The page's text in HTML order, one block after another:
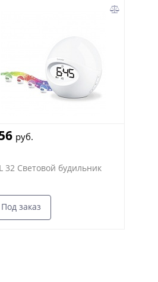
руб.
32 Световой будильник
Под заказ